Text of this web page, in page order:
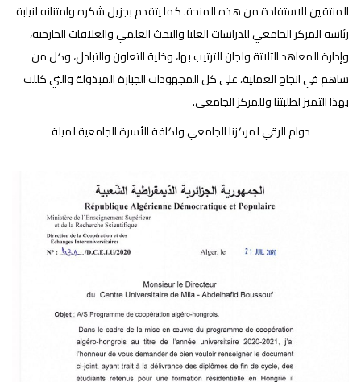
المنتقين للاستفادة من هذه المنحة. كما يتقدم بجزيل شكره وامتنانه لنيابة
رئاسة المركز الجامعي للدراسات العليا والبحث العلمي والعلاقات الخارجية،
وإدارة المعاهد الثلاثة ولجان الترتيب بها، وخلية التعاون والتبادل، وكل من
ساهم في انجاح العملية، على كل المجهودات الجبارة المبذولة والتي كللت
بهذا التميز لطلبتنا وللمركز الجامعي.
دوام الرقي لمركزنا الجامعي ولكافة الأسرة الجامعية لميلة